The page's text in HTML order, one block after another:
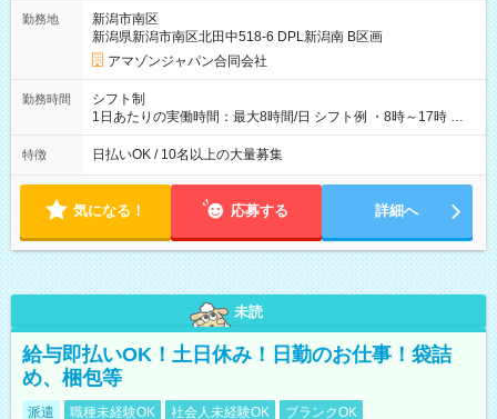
☆Amazon直雇用で安定して働けます！ 【試用期間】試用期間
あり 試用期間の長さ：1週間 雇用形態、給与は本採用時と同じ
です。
勤務地
新潟市南区
新潟県新潟市南区北田中518-6 DPL新潟南 B区画
アマゾンジャパン合同会社
勤務時間
シフト制
1日あたりの実働時間：最大8時間/日 シフト例 ・8時～17時 ・
12時～21時
特徴 日払いOK / 10名以上の大量募集
気になる！ 応募する 詳細へ
未読
給与即払いOK！土日休み！日勤のお仕事！袋詰
め、梱包等
派遣 職種未経験OK 社会人未経験OK
ブランクOK